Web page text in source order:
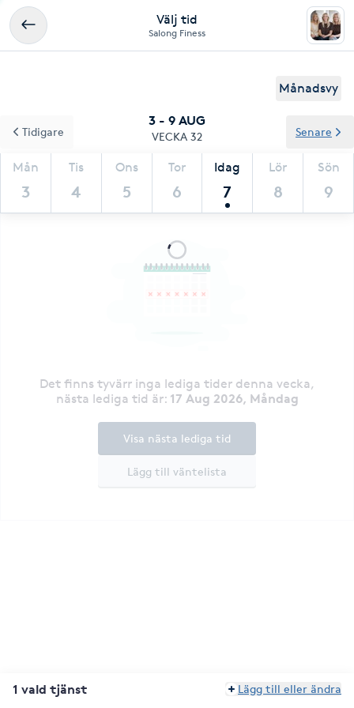
Välj tid
Salong Finess
Månadsvy
3 - 9 AUG
VECKA 32
Mån
3
Tis
4
Ons
5
Tor
6
Idag
7
Lör
8
Sön
9
Tidigare Senare
Det finns tyvärr inga lediga tider denna vecka,
nästa lediga tid är: 17 Aug 2026, Måndag
Lägg till väntelista
Visa nästa lediga tid
1 vald tjänst Lägg till eller ändra